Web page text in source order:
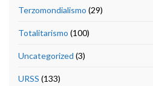
Terzomondialismo (29)
Totalitarismo (100)
Uncategorized (3)
URSS (133)